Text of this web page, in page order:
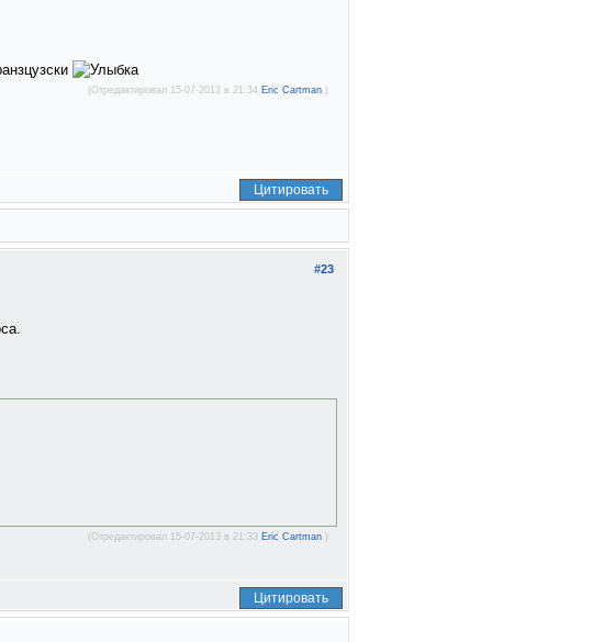
(Отредактировал 15-07-2013 в 21:34 Eric Cartman.)
Цитировать
#23
(Отредактировал 15-07-2013 в 21:33 Eric Cartman .)
Цитировать